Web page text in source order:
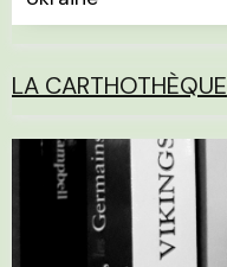
LA CARTHOTHÈQUE